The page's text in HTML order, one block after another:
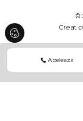
Case de inchiriat in Feleacu
Case de inchiriat in Cluj-
Case de inchiriat in Cluj-
Case de inchiriat in Somesu
Spatii birouri de
Apeleaza
©
Creat